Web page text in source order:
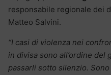
responsabile regionale dei
Matteo Salvini.
“I casi di violenza nei
in divisa sono all’ordine del
passarli sotto silenzio.